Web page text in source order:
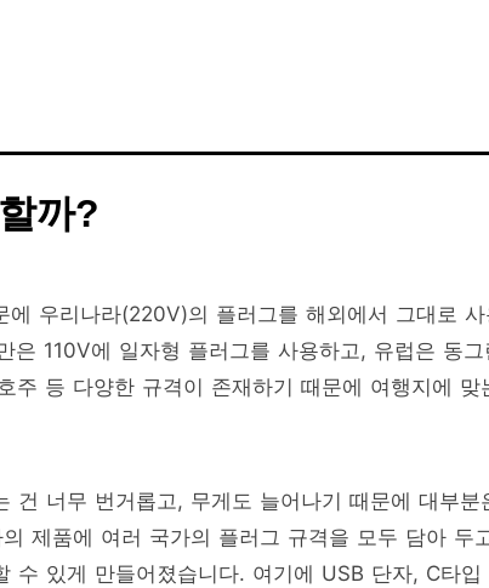
까?
우리나라(220V)의 플러그를 해외에서 그대로 사
은 110V에 일자형 플러그를 사용하고, 유럽은 동그
주 등 다양한 규격이 존재하기 때문에 여행지에 맞
건 너무 번거롭고, 무게도 늘어나기 때문에 대부분
제품에 여러 국가의 플러그 규격을 모두 담아 두
수 있게 만들어졌습니다. 여기에 USB 단자, C타입